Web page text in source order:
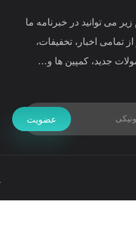
می توانید در خبرنامه ما
تمامی اخبار، تخفیفات،
جدید، کمپین ها و…
عضویت